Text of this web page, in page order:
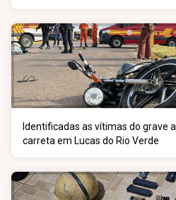
Identificadas as vítimas do grave
carreta em Lucas do Rio Verde